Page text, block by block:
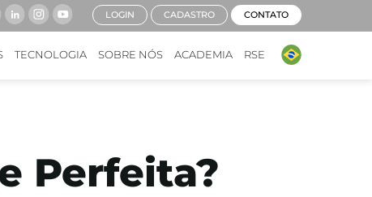
TECNOLOGIA SOBRE NÓS ACADEMIA RSE
LOGIN CADASTRO CONTATO
Perfeita?